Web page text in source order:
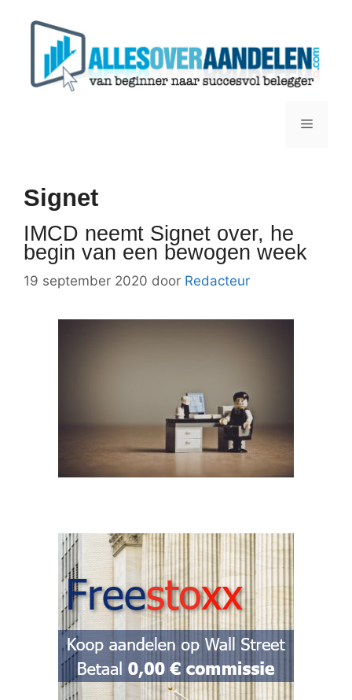
Menu
Signet
IMCD neemt Signet over, he
begin van een bewogen week
19 september 2020 door Redacteur